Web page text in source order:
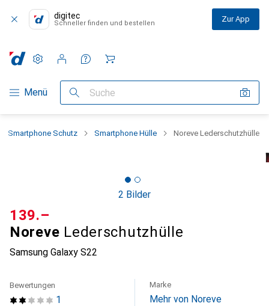
digitec
Schneller finden und bestellen Zur App
Navigation nach Kategorien
Menü Suche
Einstellungen
Kundenkonto
Vergleichslisten
Merklisten
Warenkorb
Smartphone Schutz Smartphone Hülle Noreve Lederschutzhülle
2 Bilder
Noreve Lederschutzhülle
Samsung Galaxy S22
CHF
139.–
1
Bewertungen Marke
Mehr von Noreve